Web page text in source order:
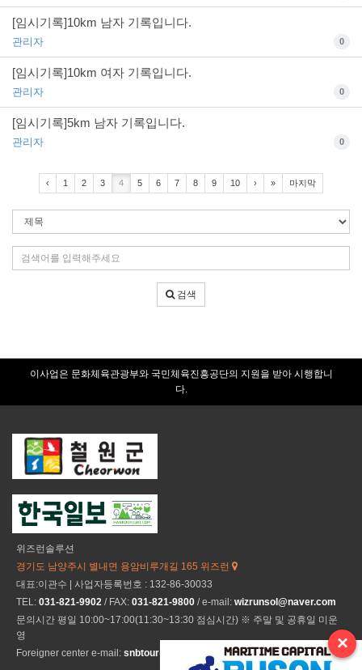
[임시기록]10km 남자 기록입니다.
관리자 0
[임시기록]10km 여자 기록입니다.
관리자 0
[임시기록]5km 남자 기록입니다.
관리자 0
‹ 1 2 3 4 5 6 7 8 9 10 › » 마지막
색
조
색
어
입
검색
이사업은 문화체육관광부와 국민체육진흥공단의 지원을 받아 시행합니
다.
위즈런솔루션
경기도 남양주시 별내면 용암비루개길 165 위즈런
대표:이관수 | 사업자등록번호 : 132-86-30033
TEL: 031-821-9902 / FAX: 031-821-9800 / e-mail: wizrunsol@naver.com
문의시간 평일 10:00~17:00(11:30~13:30 점심시간) ※ 주말 및 공휴일 미운
영
Foreigner center e-mail: snbtour@naver.com ×